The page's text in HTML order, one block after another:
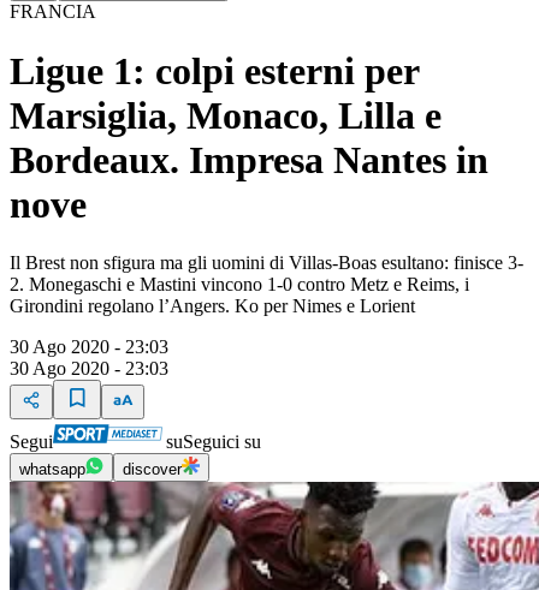
FRANCIA
Ligue 1: colpi esterni per
Marsiglia, Monaco, Lilla e
Bordeaux. Impresa Nantes in
nove
Il Brest non sfigura ma gli uomini di Villas-Boas esultano: finisce 3-
2. Monegaschi e Mastini vincono 1-0 contro Metz e Reims, i
Girondini regolano l’Angers. Ko per Nimes e Lorient
30 Ago 2020 - 23:03
30 Ago 2020 - 23:03
Segui suSeguici su
whatsapp discover